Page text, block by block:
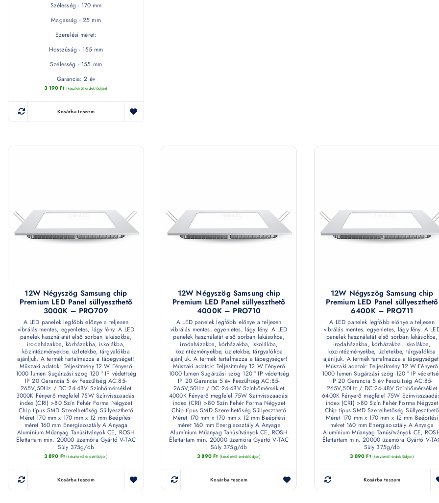
Szélesség - 170 mm
Magasság - 25 mm
Szerelési méret:
Hosszúság - 155 mm
Szélesség - 155 mm
Garancia: 2 év
3 190Ft (készletről érdeklődjön)
Kosárba teszem
12W Négyszög Samsung chip
Premium LED Panel süllyeszthető
3000K – PRO709
A LED panelek legfőbb előnye a teljesen
vibrálás mentes, egyenletes, lágy fény. A LED
panelek használatát első sorban lakásokba,
irodaházakba, kórházakba, iskolákba,
közintézményekbe, üzletekbe, tárgyalókba
ajánljuk. A termék tartalmazza a tápegységet!
Műszaki adatok: Teljesítmény 12 W Fényerő
1000 lumen Sugárzási szög 120 ° IP védettség
IP 20 Garancia 5 év Feszültség AC:85-
265V,50Hz / DC:24-48V Színhőmérséklet
3000K Fényerő megfelel 75W Színvisszaadási
index (CRI) >80 Szín Fehér Forma Négyzet
Chip típus SMD Szerelhetőség Süllyeszthető
Méret 170 mm x 170 mm x 12 mm Beépítési
méret 160 mm Energiaosztály A Anyaga
Alumínium Műanyag Tanúsítványok CE, ROSH
Élettartam min. 20000 üzemóra Gyártó V-TAC
Súly 375g/db
3 890 Ft (készletről érdeklődjön)
Kosárba teszem
12W Négyszög Samsung chip
Premium LED Panel süllyeszthető
4000K – PRO710
A LED panelek legfőbb előnye a teljesen
vibrálás mentes, egyenletes, lágy fény. A LED
panelek használatát első sorban lakásokba,
irodaházakba, kórházakba, iskolákba,
közintézményekbe, üzletekbe, tárgyalókba
ajánljuk. A termék tartalmazza a tápegységet!
Műszaki adatok: Teljesítmény 12 W Fényerő
1000 lumen Sugárzási szög 120 ° IP védettség
IP 20 Garancia 5 év Feszültség AC:85-
265V,50Hz / DC:24-48V Színhőmérséklet
4000K Fényerő megfelel 75W Színvisszaadási
index (CRI) >80 Szín Fehér Forma Négyzet
Chip típus SMD Szerelhetőség Süllyeszthető
Méret 170 mm x 170 mm x 12 mm Beépítési
méret 160 mm Energiaosztály A Anyaga
Alumínium Műanyag Tanúsítványok CE, ROSH
Élettartam min. 20000 üzemóra Gyártó V-TAC
Súly 375g/db
3 890Ft (készletről érdeklődjön)
Kosárba teszem
12W Négyszög Samsung chip
Premium LED Panel süllyeszthető
6400K – PRO711
A LED panelek legfőbb előnye a teljesen
vibrálás mentes, egyenletes, lágy fény. A
panelek használatát első sorban lakásokba,
irodaházakba, kórházakba, iskolákba,
közintézményekbe, üzletekbe, tárgyalókba
ajánljuk. A termék tartalmazza a
Műszaki adatok: Teljesítmény 12 W Fényerő
1000 lumen Sugárzási szög 120 ° IP
IP 20 Garancia 5 év Feszültség AC:85-
265V,50Hz / DC:24-48V Színhőmérséklet
6400K Fényerő megfelel 75W
index (CRI) >80 Szín Fehér Forma Négyzet
Chip típus SMD Szerelhetőség Süllyeszthető
Méret 170 mm x 170 mm x 12 mm Beépítési
méret 160 mm Energiaosztály A Anyaga
Alumínium Műanyag Tanúsítványok CE,
Élettartam min. 20000 üzemóra Gyártó V-
Súly 375g/db
3 890Ft (készletről érdeklődjön)
Kosárba teszem